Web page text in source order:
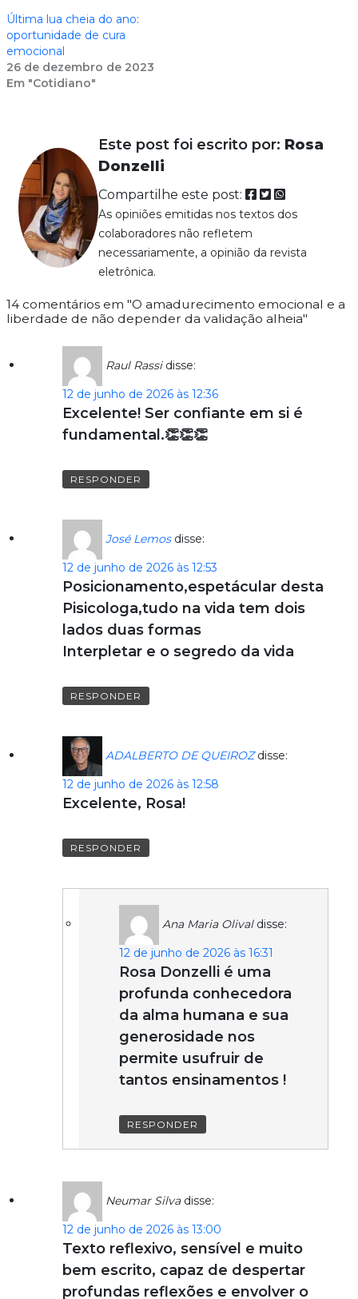
Última lua cheia do ano:
oportunidade de cura
emocional
26 de dezembro de 2023
Em "Cotidiano"
Este post foi escrito por: Rosa
Donzelli
Compartilhe este post:
As opiniões emitidas nos textos dos
colaboradores não refletem
necessariamente, a opinião da revista
eletrônica.
14 comentários em "O amadurecimento emocional e a
liberdade de não depender da validação alheia"
Raul Rassi disse:
12 de junho de 2026 às 12:36
Excelente! Ser confiante em si é
fundamental.👏👏👏
RESPONDER
José Lemos disse:
12 de junho de 2026 às 12:53
Posicionamento,espetácular desta
Pisicologa,tudo na vida tem dois
lados duas formas
Interpletar e o segredo da vida
RESPONDER
ADALBERTO DE QUEIROZ disse:
12 de junho de 2026 às 12:58
Excelente, Rosa!
RESPONDER
Ana Maria Olival disse:
12 de junho de 2026 às 16:31
Rosa Donzelli é uma
profunda conhecedora
da alma humana e sua
generosidade nos
permite usufruir de
tantos ensinamentos !
RESPONDER
Neumar Silva disse:
12 de junho de 2026 às 13:00
Texto reflexivo, sensível e muito
bem escrito, capaz de despertar
profundas reflexões e envolver o